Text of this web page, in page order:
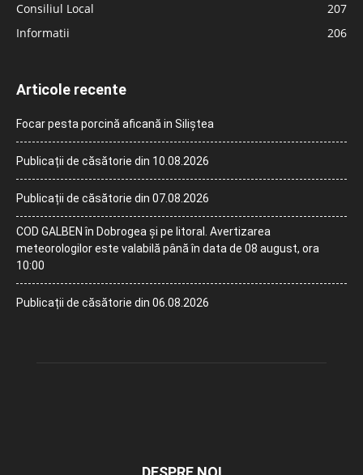
Consiliul Local
207
Informatii
206
Articole recente
Focar pesta porcină aficană in Siliștea
Publicații de căsătorie din 10.08.2026
Publicații de căsătorie din 07.08.2026
COD GALBEN în Dobrogea și pe litoral. Avertizarea
meteorologilor este valabilă până în data de 08 august, ora
10:00
Publicații de căsătorie din 06.08.2026